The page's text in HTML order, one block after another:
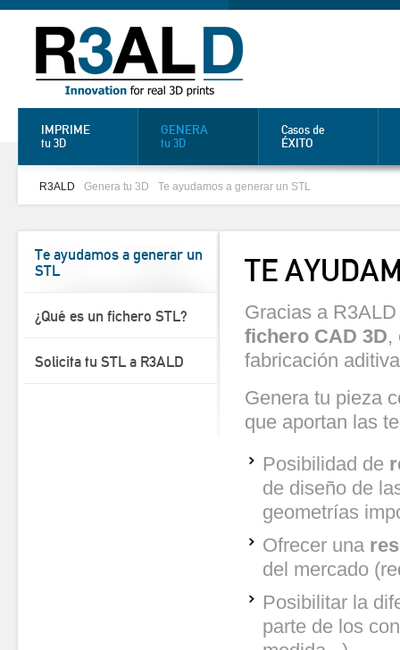
IMPRIME
tu 3D
GENERA
tu 3D
Casos de
ÉXITO
R3ALD Genera tu 3D Te ayudamos a generar un STL
Te ayudamos a generar un
STL
¿Qué es un fichero STL?
Solicita tu STL a R3ALD
TE
Gracias a
fichero CAD 3D,
fabricación
Genera tu pieza
que aportan las
Posibilidad de
de diseño de
geometrías
Ofrecer una
del mercado
Posibilitar la
parte de los